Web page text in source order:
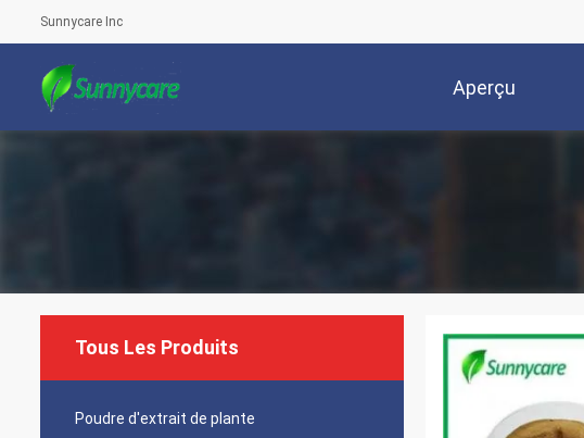
Sunnycare Inc
Aperçu
Tous Les Produits
Poudre d'extrait de plante